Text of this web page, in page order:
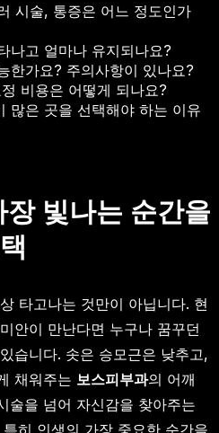
시술, 통증은 어느 정도인가
나고 얼마나 유지되나요?
한가요? 주의사항이 있나요?
비용은 어떻게 되나요?
많은 곳을 선택해야 하는 이유
빛나는 순간을
타고나는 것만이 아닙니다. 현
안이 만난다면 누구나 꿈꾸던
습니다. 솟은 승모근은 낮추고,
채워주는 보스피부과의 어깨
술을 넘어 자신감을 찾아주는
히 인생의 가장 중요한 순간을